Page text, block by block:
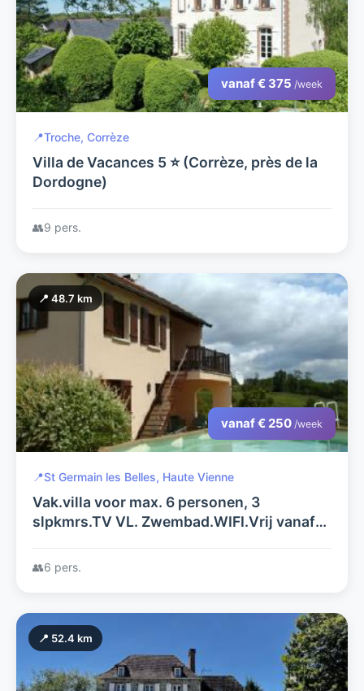
vanaf € 375 /week
📍Troche, Corrèze
Villa de Vacances 5 ⭐ (Corrèze, près de la
Dordogne)
👥9 pers.
📍 48.7 km
vanaf € 250 /week
📍St Germain les Belles, Haute Vienne
Vak.villa voor max. 6 personen, 3
slpkmrs.TV VL. Zwembad.WIFI.Vrij vanaf
👥6 pers.
📍 52.4 km